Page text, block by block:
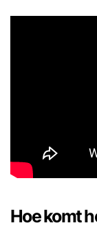
Hoe komt